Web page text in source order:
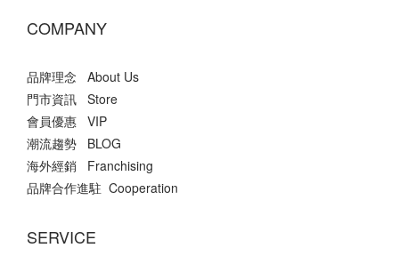
COMPANY
品牌理念 About Us
門市資訊 Store
會員優惠 VIP
潮流趨勢 BLOG
海外經銷 Franchising
品牌合作進駐 Cooperation
SERVICE